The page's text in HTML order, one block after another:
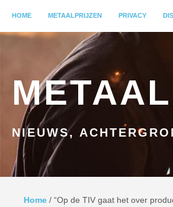
GA NAAR INHOUD
HOME METAALPRIJZEN PRIVACY
NIEUWS,
Home / “Op de TIV gaat het over